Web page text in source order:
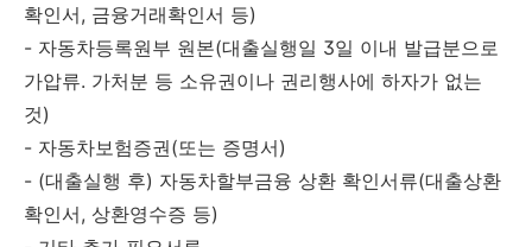
확인서, 금융거래확인서 등)
- 자동차등록원부 원본(대출실행일 3일 이내 발급분으로
가압류. 가처분 등 소유권이나 권리행사에 하자가 없는
것)
- 자동차보험증권(또는 증명서)
- (대출실행 후) 자동차할부금융 상환 확인서류(대출상환
확인서, 상환영수증 등)